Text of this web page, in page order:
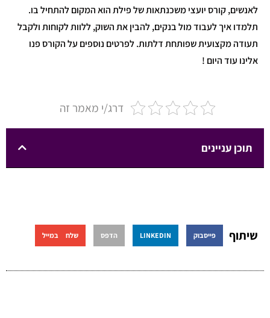
לאנשים, קורס יועצי משכנתאות של פילת הוא המקום להתחיל בו.
תלמדו איך לעבוד מול בנקים, להבין את השוק, ללוות לקוחות ולקבל
תעודה מקצועית שפותחת דלתות. לפרטים נוספים על הקורס פנו
אלינו עוד היום !
דרג/י מאמר זה
תוכן עניינים
שיתוף פייסבוק LINKEDIN הדפס שלח במייל